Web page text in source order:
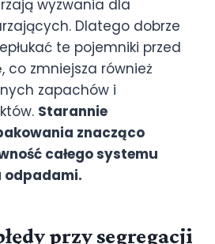
wyzwania dla
Dlatego dobrze
te pojemniki przed
co zmniejsza również
zapachów i
Starannie
znacząco
całego systemu
odpadami.
przy segregacji